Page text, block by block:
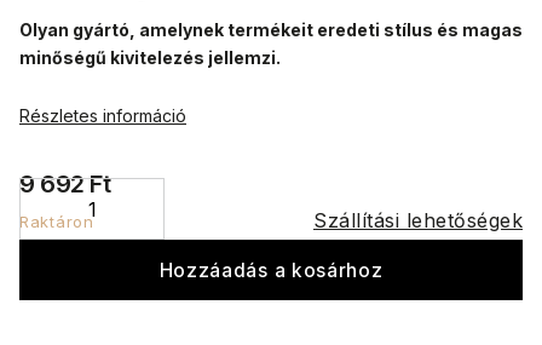
9 692 Ft
Raktáron Szállítási lehetőségek
Hozzáadás a kosárhoz
Olyan gyártó, amelynek termékeit eredeti stílus és magas
minőségű kivitelezés jellemzi.
Részletes információ